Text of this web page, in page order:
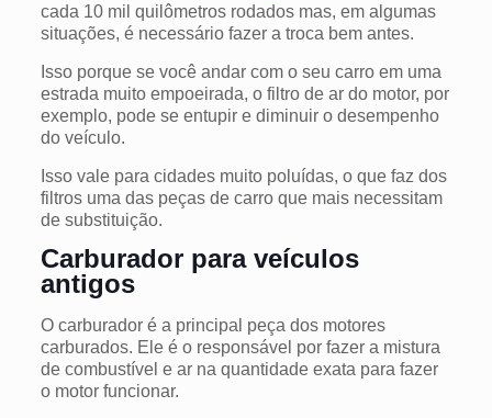
cada 10 mil quilômetros rodados mas, em algumas
situações, é necessário fazer a troca bem antes.
Isso porque se você andar com o seu carro em uma
estrada muito empoeirada, o filtro de ar do motor, por
exemplo, pode se entupir e diminuir o desempenho
do veículo.
Isso vale para cidades muito poluídas, o que faz dos
filtros uma das peças de carro que mais necessitam
de substituição.
Carburador para veículos
antigos
O carburador é a principal peça dos motores
carburados. Ele é o responsável por fazer a mistura
de combustível e ar na quantidade exata para fazer
o motor funcionar.